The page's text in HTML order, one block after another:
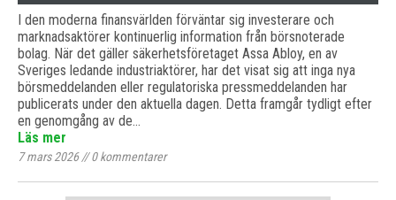
I den moderna finansvärlden förväntar sig investerare och
marknadsaktörer kontinuerlig information från börsnoterade
bolag. När det gäller säkerhetsföretaget Assa Abloy, en av
Sveriges ledande industriaktörer, har det visat sig att inga nya
börsmeddelanden eller regulatoriska pressmeddelanden har
publicerats under den aktuella dagen. Detta framgår tydligt efter
en genomgång av de…
Läs mer
7 mars 2026//0kommentarer